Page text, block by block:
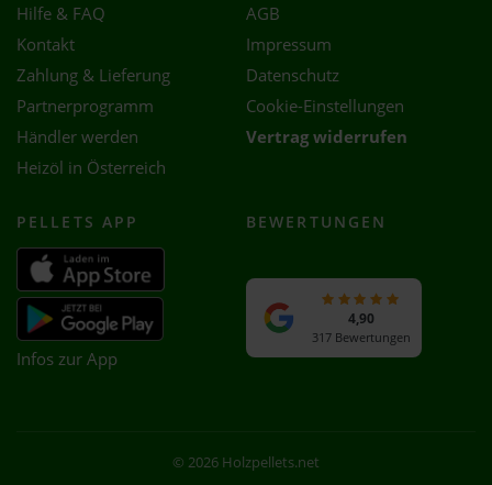
Hilfe & FAQ
Kontakt
Zahlung & Lieferung
Partnerprogramm
Händler werden
Heizöl in Österreich
AGB
Impressum
Datenschutz
Cookie-Einstellungen
Vertrag widerrufen
PELLETS APP
Infos zur App
BEWERTUNGEN
4,90
317 Bewertungen
© 2026 Holzpellets.net